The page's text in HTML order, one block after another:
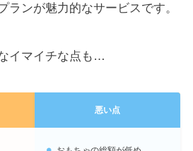
ランが魅力的なサービスです。
イマイチな点も…
悪い点